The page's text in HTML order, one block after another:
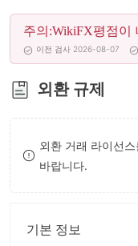
4
5
6
7
8
9
주의:WikiFX평점이
이전 검사 2026-08-07
외환 규제
외환 거래 라이선
바랍니다.
기본 정보